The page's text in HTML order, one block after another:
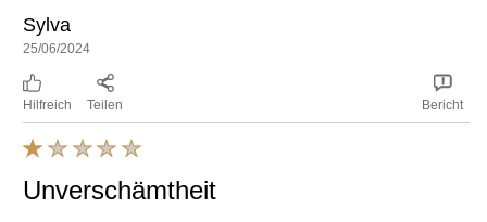
Sylva
25/06/2024
Hilfreich Teilen Bericht
Unverschämtheit